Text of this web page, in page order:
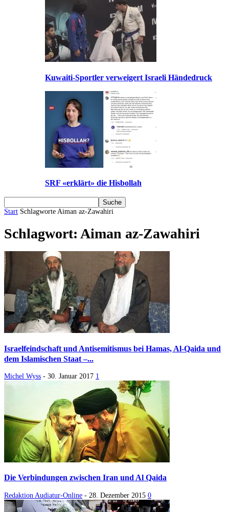
Kuwaiti-Sportler verweigert Israeli Händedruck
SRF «erklärt» die Hisbollah
Start Schlagworte Aiman az-Zawahiri
Schlagwort: Aiman az-Zawahiri
Israelfeindschaft und Antisemitismus bei Hamas, Al-Qaida und
dem Islamischen Staat –...
Michel Wyss - 30. Januar 2017 1
Die Verbindungen zwischen Iran und Al Qaida
Redaktion Audiatur-Online - 28. Dezember 2015 0